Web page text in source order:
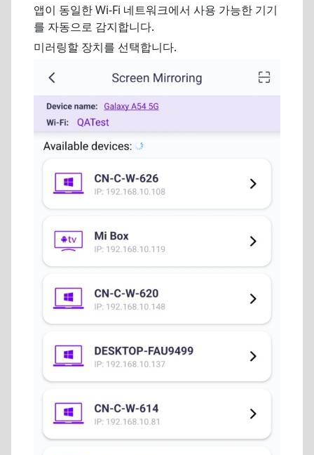
앱이 동일한 Wi-Fi 네트워크에서 사용 가능한 기기
를 자동으로 감지합니다.
미러링할 장치를 선택합니다.